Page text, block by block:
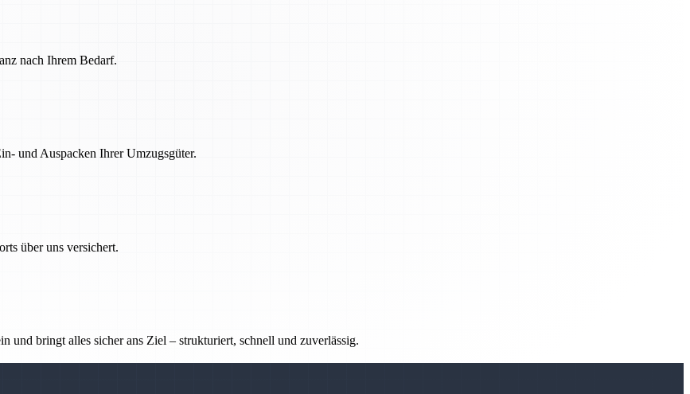
nach Ihrem Bedarf.
und Auspacken Ihrer Umzugsgüter.
über uns versichert.
und bringt alles sicher ans Ziel – strukturiert, schnell und zuverlässig.